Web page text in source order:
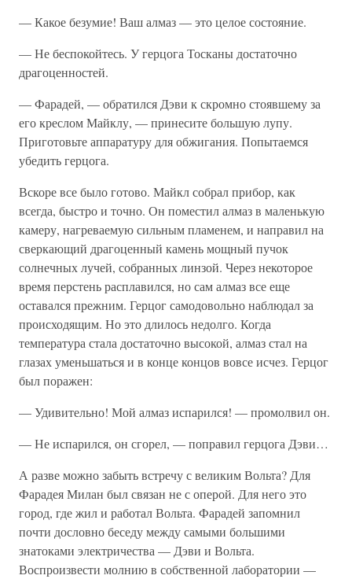
— Какое безумие! Ваш алмаз — это целое состояние.
— Не беспокойтесь. У герцога Тосканы достаточно
драгоценностей.
— Фарадей, — обратился Дэви к скромно стоявшему за
его креслом Майклу, — принесите большую лупу.
Приготовьте аппаратуру для обжигания. Попытаемся
убедить герцога.
Вскоре все было готово. Майкл собрал прибор, как
всегда, быстро и точно. Он поместил алмаз в маленькую
камеру, нагреваемую сильным пламенем, и направил на
сверкающий драгоценный камень мощный пучок
солнечных лучей, собранных линзой. Через некоторое
время перстень расплавился, но сам алмаз все еще
оставался прежним. Герцог самодовольно наблюдал за
происходящим. Но это длилось недолго. Когда
температура стала достаточно высокой, алмаз стал на
глазах уменьшаться и в конце концов вовсе исчез. Герцог
был поражен:
— Удивительно! Мой алмаз испарился! — промолвил он.
— Не испарился, он сгорел, — поправил герцога Дэви…
А разве можно забыть встречу с великим Вольта? Для
Фарадея Милан был связан не с оперой. Для него это
город, где жил и работал Вольта. Фарадей запомнил
почти дословно беседу между самыми большими
знатоками электричества — Дэви и Вольта.
Воспроизвести молнию в собственной лаборатории —